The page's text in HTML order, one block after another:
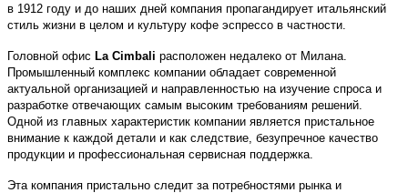
в 1912 году и до наших дней компания пропагандирует итальянский
стиль жизни в целом и культуру кофе эспрессо в частности.
Головной офис La Cimbali расположен недалеко от Милана.
Промышленный комплекс компании обладает современной
актуальной организацией и направленностью на изучение спроса и
разработке отвечающих самым высоким требованиям решений.
Одной из главных характеристик компании является пристальное
внимание к каждой детали и как следствие, безупречное качество
продукции и профессиональная сервисная поддержка.
Эта компания пристально следит за потребностями рынка и